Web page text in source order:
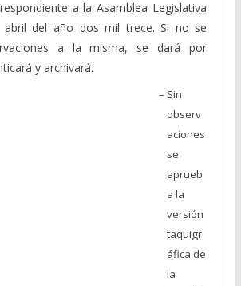
a la Asamblea Legislativa
del año dos mil trece. Si no se
a la misma, se dará por
y archivará.
– Sin
observ
aciones
se
aprueb
a la
versión
taquigr
áfica de
la